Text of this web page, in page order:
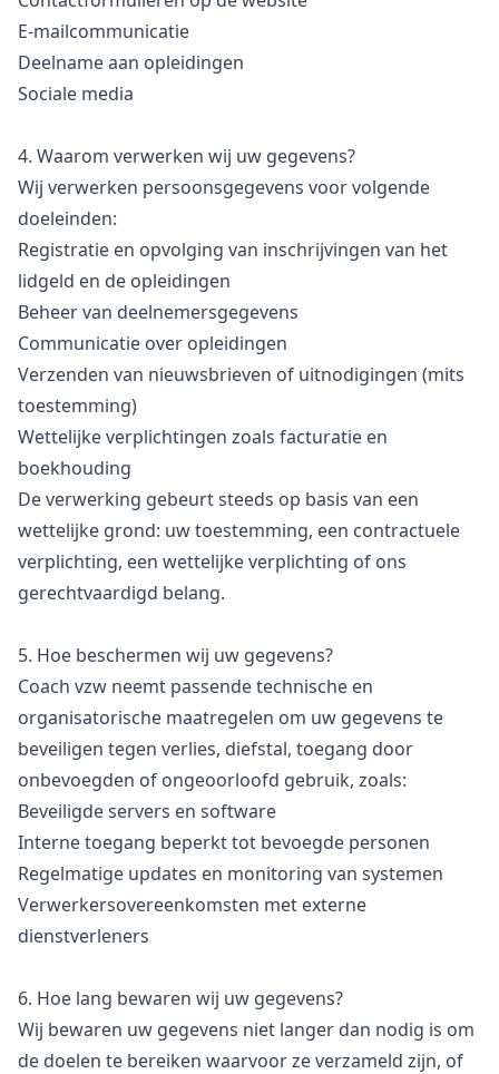
E-mailcommunicatie
Deelname aan opleidingen
Sociale media
4. Waarom verwerken wij uw gegevens?
Wij verwerken persoonsgegevens voor volgende
doeleinden:
Registratie en opvolging van inschrijvingen van het
lidgeld en de opleidingen
Beheer van deelnemersgegevens
Communicatie over opleidingen
Verzenden van nieuwsbrieven of uitnodigingen (mits
toestemming)
Wettelijke verplichtingen zoals facturatie en
boekhouding
De verwerking gebeurt steeds op basis van een
wettelijke grond: uw toestemming, een contractuele
verplichting, een wettelijke verplichting of ons
gerechtvaardigd belang.
5. Hoe beschermen wij uw gegevens?
Coach vzw neemt passende technische en
organisatorische maatregelen om uw gegevens te
beveiligen tegen verlies, diefstal, toegang door
onbevoegden of ongeoorloofd gebruik, zoals:
Beveiligde servers en software
Interne toegang beperkt tot bevoegde personen
Regelmatige updates en monitoring van systemen
Verwerkersovereenkomsten met externe
dienstverleners
6. Hoe lang bewaren wij uw gegevens?
Wij bewaren uw gegevens niet langer dan nodig is om
de doelen te bereiken waarvoor ze verzameld zijn, of